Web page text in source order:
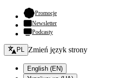
Promocje- otwiera się w nowej karcie
Newsletter
Podcasty
Zmień język - bieżący:
PL Zmień język strony
English (EN)